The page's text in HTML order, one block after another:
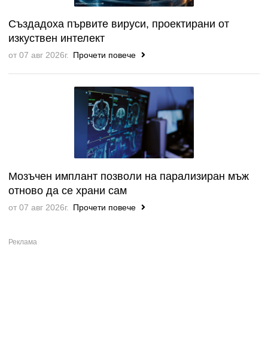
Създадоха първите вируси, проектирани от
изкуствен интелект
от 07 авг 2026г. Прочети повече
Мозъчен имплант позволи на парализиран мъж
отново да се храни сам
от 07 авг 2026г. Прочети повече